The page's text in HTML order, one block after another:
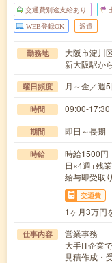
交通費別途支給あり
WEB登録OK 派遣
勤務地
大阪市淀川
新大阪駅か
曜日頻度 月～金／週
時間 09:00-17:30
期間 即日～長期
時給
時給1500
日×4週+残
給与即受取
交通費
1ヶ月3万円
仕事内容
営業事務
大手IT企業
見積作成・